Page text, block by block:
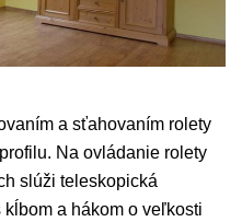
a sťahovaním rolety
Na ovládanie rolety
slúži teleskopická
a hákom o veľkosti